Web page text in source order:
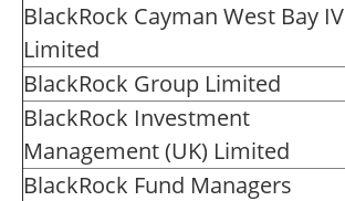
BlackRock Cayman West Bay IV
Limited
BlackRock Group Limited
BlackRock Investment
Management (UK) Limited
BlackRock Fund Managers